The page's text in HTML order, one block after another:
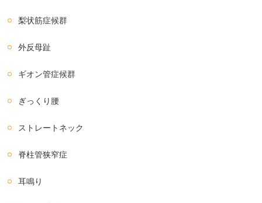
梨状筋症候群
外反母趾
ギオン管症候群
ぎっくり腰
ストレートネック
脊柱管狭窄症
耳鳴り